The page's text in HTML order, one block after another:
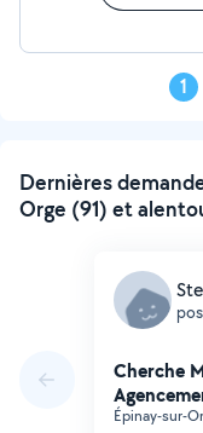
1
Dernières
Orge (91) et
Cherche
Épinay-sur-